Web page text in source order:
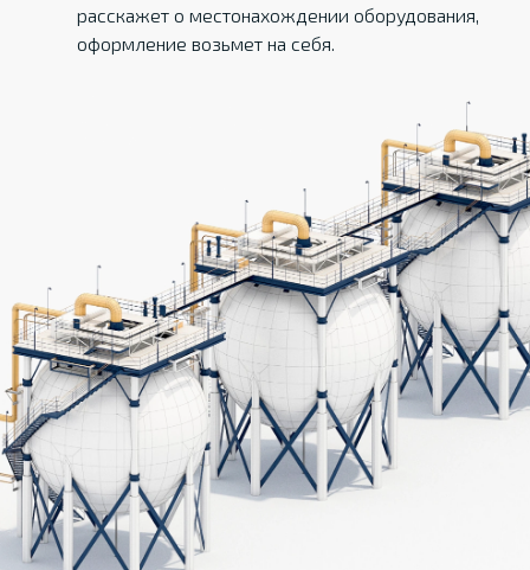
расскажет о местонахождении оборудования,
оформление возьмет на себя.